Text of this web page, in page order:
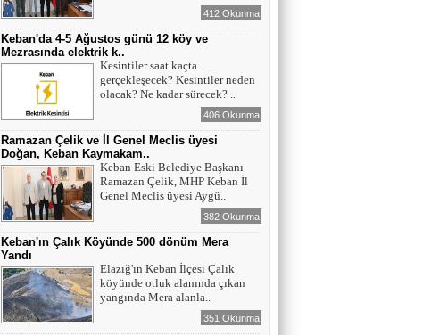
412 Okunma
Keban'da 4-5 Ağustos günü 12 köy ve
Mezrasında elektrik k..
Kesintiler saat kaçta
gerçekleşecek? Kesintiler neden
olacak? Ne kadar sürecek? ..
406 Okunma
Ramazan Çelik ve İl Genel Meclis üyesi
Doğan, Keban Kaymakam..
Keban Eski Belediye Başkanı
Ramazan Çelik, MHP Keban İl
Genel Meclis üyesi Aygü..
382 Okunma
Keban'ın Çalık Köyünde 500 dönüm Mera
Yandı
Elazığ'ın Keban İlçesi Çalık
köyünde otluk alanında çıkan
yangında Mera alanla..
351 Okunma